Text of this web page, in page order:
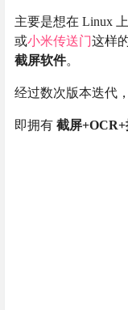
主要是想在 Linux
或小米传送门这样
截屏软件。
经过数次版本迭代
即拥有 截屏